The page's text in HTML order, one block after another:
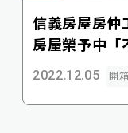
信義房屋房仲
房屋榮予中「
2022.12.05 開